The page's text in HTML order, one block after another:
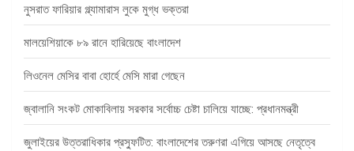
নুসরাত ফারিয়ার গ্ল্যামারাস লুকে মুগ্ধ ভক্তরা
মালয়েশিয়াকে ৮৯ রানে হারিয়েছে বাংলাদেশ
লিওনেল মেসির বাবা হোর্হে মেসি মারা গেছেন
জ্বালানি সংকট মোকাবিলায় সরকার সর্বোচ্চ চেষ্টা চালিয়ে যাচ্ছে: প্রধানমন্ত্রী
জুলাইয়ের উত্তরাধিকার প্রস্ফুটিত: বাংলাদেশের তরুণরা এগিয়ে আসছে নেতৃত্বে